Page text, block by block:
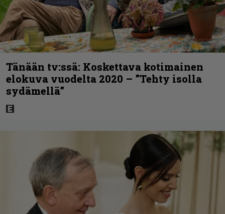
Tänään tv:ssä: Koskettava kotimainen
elokuva vuodelta 2020 – ”Tehty isolla
sydämellä”